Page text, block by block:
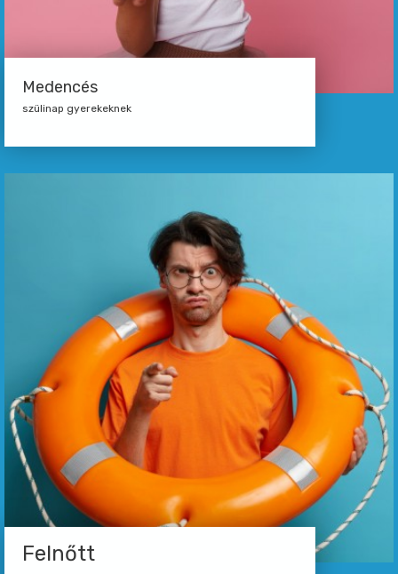
Medencés
szülinap gyerekeknek
Felnőtt